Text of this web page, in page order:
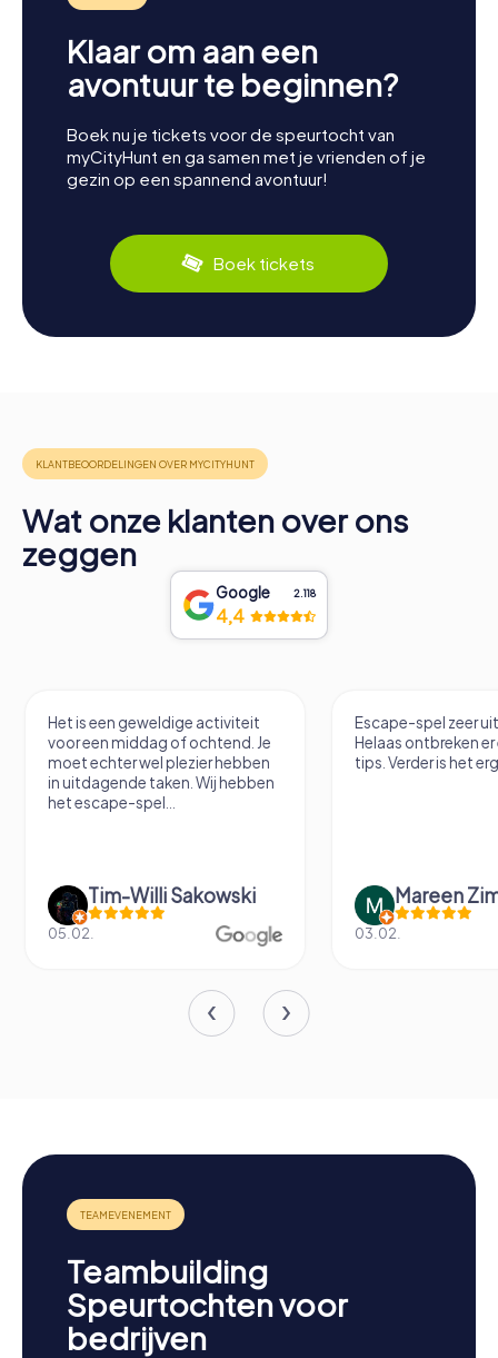
Klaar om aan een
avontuur te beginnen?
Boek nu je tickets voor de speurtocht van
myCityHunt en ga samen met je vrienden of je
gezin op een spannend avontuur!
Boek tickets
Wat onze klanten over ons
zeggen
Google 2.118
4,4
Het is een geweldige activiteit
voor een middag of ochtend. Je
moet echter wel plezier hebben
in uitdagende taken. Wij hebben
het escape-spel...
Tim-Willi Sakowski
05.02.
Escape-spel zeer
Helaas ontbreken er
tips. Verder is het
Mareen
03.02.
Teambuilding
Speurtochten voor
bedrijven